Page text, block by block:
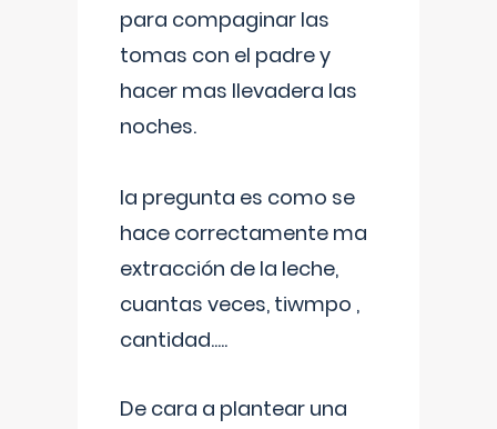
para compaginar las
tomas con el padre y
hacer mas llevadera las
noches.
la pregunta es como se
hace correctamente ma
extracción de la leche,
cuantas veces, tiwmpo ,
cantidad.....
De cara a plantear una